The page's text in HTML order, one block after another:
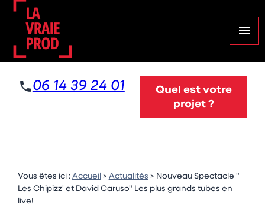
menu
06 14 39 24 01
Quel est votre
projet ?
Vous êtes ici : Accueil> Actualités > Nouveau Spectacle "
Les Chipizz' et David Caruso" Les plus grands tubes en
live!
Panneau de gestion des cookies